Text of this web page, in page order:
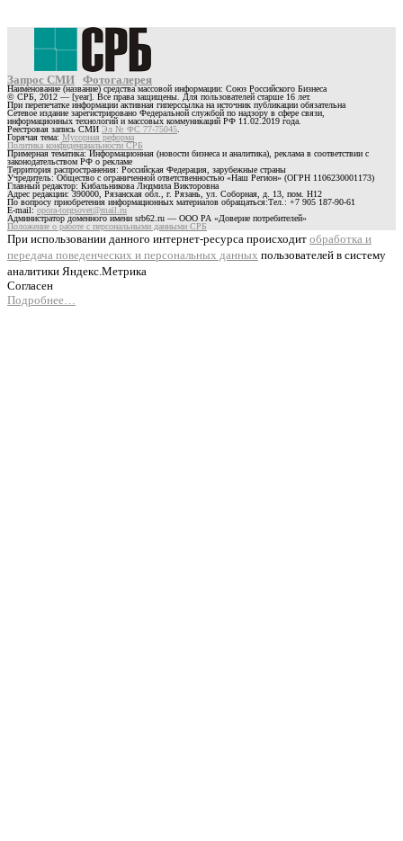
Запрос СМИ Фотогалерея
Наименование (название) средства массовой информации: Союз Российского Бизнеса
© СРБ, 2012 — [year]. Все права защищены. Для пользователей старше 16 лет.
При перепечатке информации активная гиперссылка на источник публикации обязательна
Сетевое издание зарегистрировано Федеральной службой по надзору в сфере связи,
информационных технологий и массовых коммуникаций РФ 11.02.2019 года.
Реестровая запись СМИ Эл № ФС 77-75045
Горячая тема: Мусорная реформа
Политика конфиденциальности СРБ
Примерная тематика: Информационная (новости бизнеса и аналитика), реклама в соответствии с
законодательством РФ о рекламе
Территория распространения: Российская Федерация, зарубежные страны
Учредитель: Общество с ограниченной ответственностью «Наш Регион» (ОГРН 1106230001173)
Главный редактор: Кибальникова Людмила Викторовна
Адрес редакции: 390000, Рязанская обл., г. Рязань, ул. Соборная, д. 13, пом. Н12
По вопросу приобретения информационных материалов обращаться:Тел.: +7 905 187-90-61
E-mail:opora-torgsovet@mail.ru
Администратор доменного имени srb62.ru — ООО РА «Доверие потребителей»
Положение о работе с персональными данными СРБ
При использовании данного интернет-ресурса происходит обработка и
передача поведенческих и персональных данных пользователей в систему
аналитики Яндекс.Метрика
Согласен
Подробнее…